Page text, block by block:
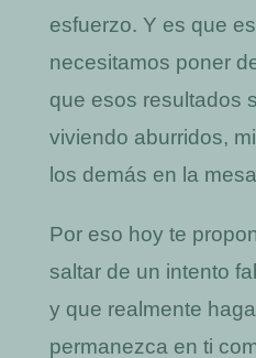
esfuerzo. Y es que
necesitamos poner
que esos resultados
viviendo aburridos,
los demás en la
Por eso hoy te
saltar de un intento
y que realmente
permanezca en ti